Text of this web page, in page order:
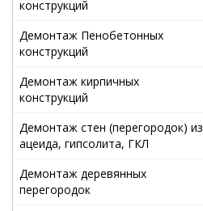
конструкций
Демонтаж Пенобетонных
конструкций
Демонтаж кирпичных
конструкций
Демонтаж стен (перегородок) из
ацеида, гипсолита, ГКЛ
Демонтаж деревянных
перегородок